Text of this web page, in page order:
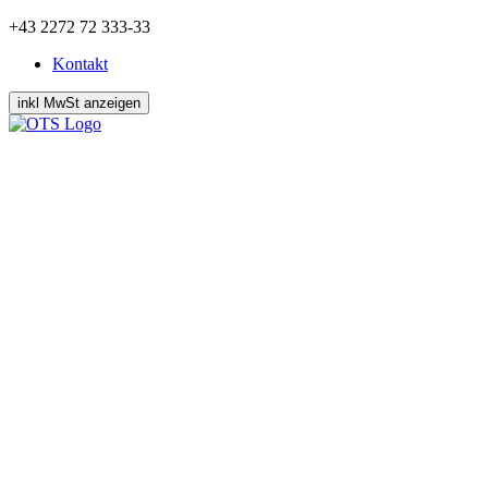
Zum
springen
+43 2272 72 333-33
Kontakt